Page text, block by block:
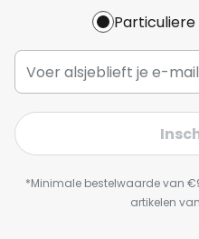
*Minimale bestelwaarde van
artikelen van